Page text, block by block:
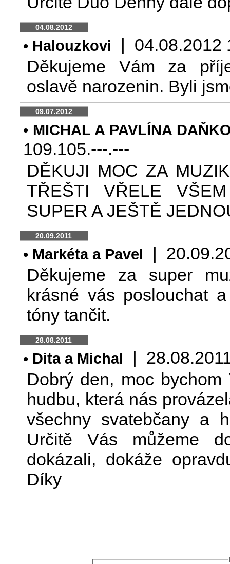
04.08.2012
• Halouzkovi
| 04.08.2012
Děkujeme Vám za
oslavě narozenin. Byli
09.07.2012
• MICHAL A PAVLÍNA
109.105.---.---
DĚKUJI MOC ZA
TŘEŠTI VŘELE
SUPER A JEŠTĚ
20.09.2011
• Markéta a Pavel
|
Děkujeme za super
krásné vás poslouchat
tóny tančit.
28.08.2011
• Dita a Michal
|
Dobrý den, moc
hudbu, která nás
všechny svatebčany a
Určitě Vás můžeme
dokázali, dokáže
Díky